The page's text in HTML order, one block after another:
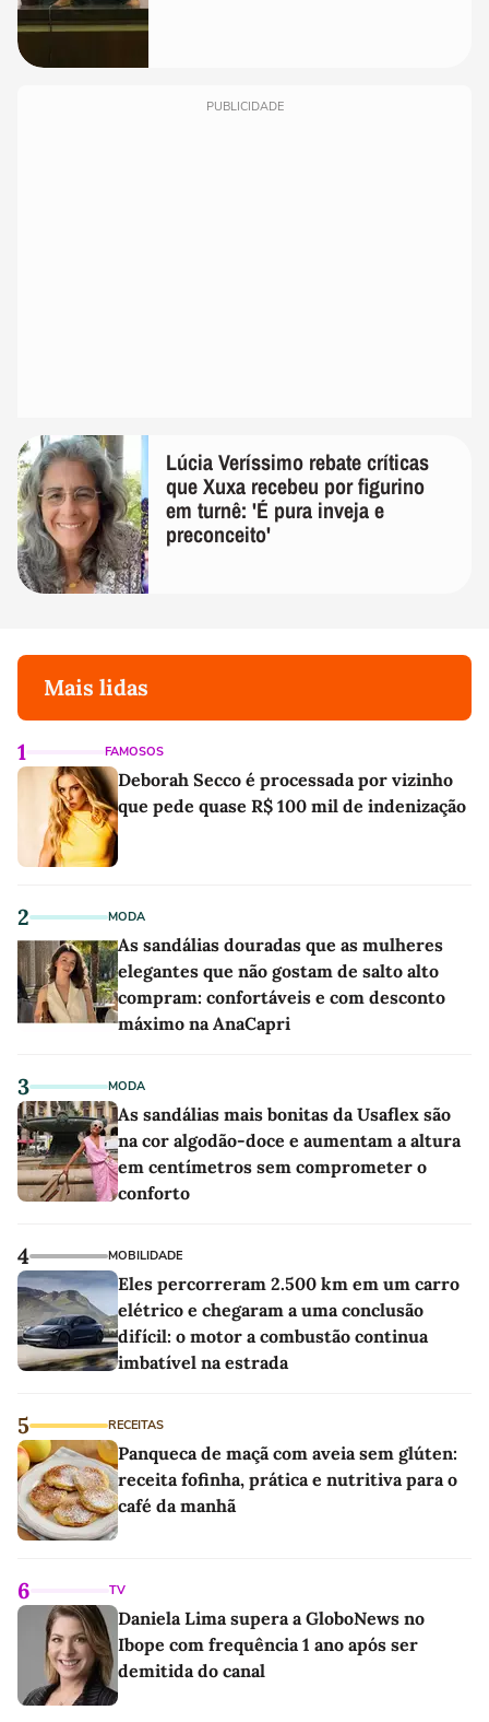
PUBLICIDADE
Lúcia Veríssimo rebate críticas
que Xuxa recebeu por figurino
em turnê: 'É pura inveja e
preconceito'
Mais lidas
1 FAMOSOS
Deborah Secco é processada por vizinho
que pede quase R$ 100 mil de indenização
2 MODA
As sandálias douradas que as mulheres
elegantes que não gostam de salto alto
compram: confortáveis e com desconto
máximo na AnaCapri
3 MODA
As sandálias mais bonitas da Usaflex são
na cor algodão-doce e aumentam a altura
em centímetros sem comprometer o
conforto
4 MOBILIDADE
Eles percorreram 2.500 km em um carro
elétrico e chegaram a uma conclusão
difícil: o motor a combustão continua
imbatível na estrada
5 RECEITAS
Panqueca de maçã com aveia sem glúten:
receita fofinha, prática e nutritiva para o
café da manhã
6 TV
Daniela Lima supera a GloboNews no
Ibope com frequência 1 ano após ser
demitida do canal